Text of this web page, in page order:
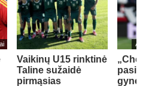
Vaikinų U15 rinktinė
Taline sužaidė
pirmąsias